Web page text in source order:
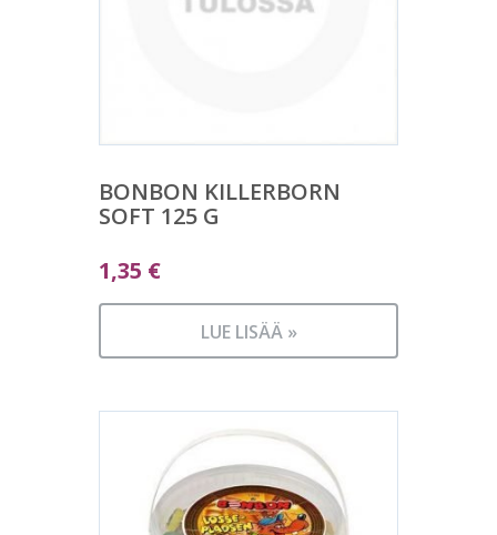
BONBON KILLERBORN
SOFT 125 G
1,35 €
LUE LISÄÄ »